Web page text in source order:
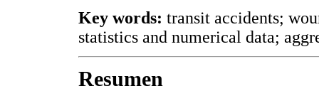
Key words: transit accidents;
statistics and numerical data;
Resumen